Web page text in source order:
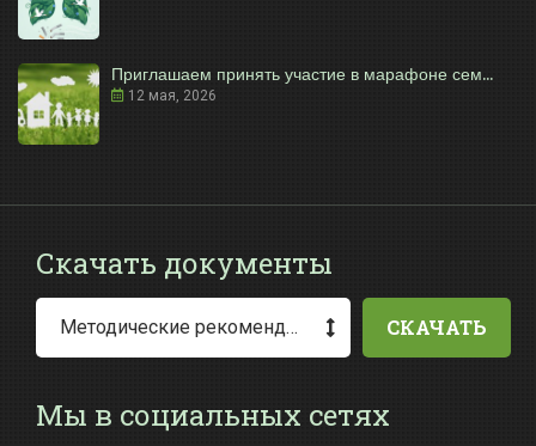
Приглашаем принять участие в марафоне сем...
12 мая, 2026
Скачать документы
Методические рекомендации по заполнению заявления о выдаче разрешения на специальное водопользование СКАЧАТЬ
Мы в социальных сетях